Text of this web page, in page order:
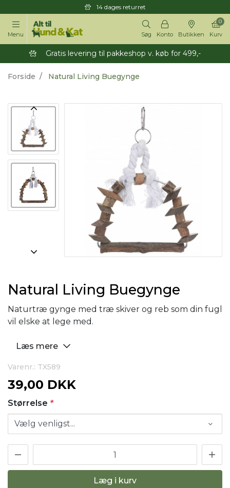
14 dages returret
Menu Søg Konto Butikken Kurv
0
Gratis levering til pakkeshop v. køb for 499,-
Forside Natural Living Buegynge
Natural Living Buegynge
Naturtræ gynge med træ skiver og reb som din fugl
vil elske at lege med.
Læs mere
Varenr.: TX589
39,00 DKK
Størrelse *
Læg i kurv